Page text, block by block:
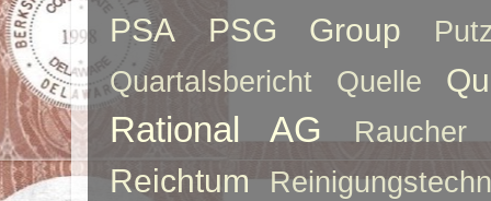
PSA
PSG Group
Quartalsbericht
Quelle
Rational AG Raucher
Reichtum